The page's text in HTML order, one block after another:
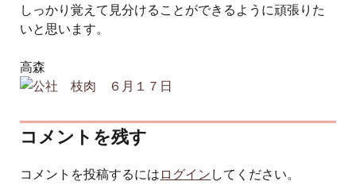
しっかり覚えて見分けることができるように頑張りた
いと思います。
高森
コメントを残す
コメントを投稿するには ログイン してください。